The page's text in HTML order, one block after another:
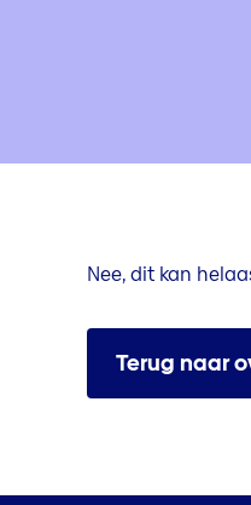
Nee, dit kan
Terug naar